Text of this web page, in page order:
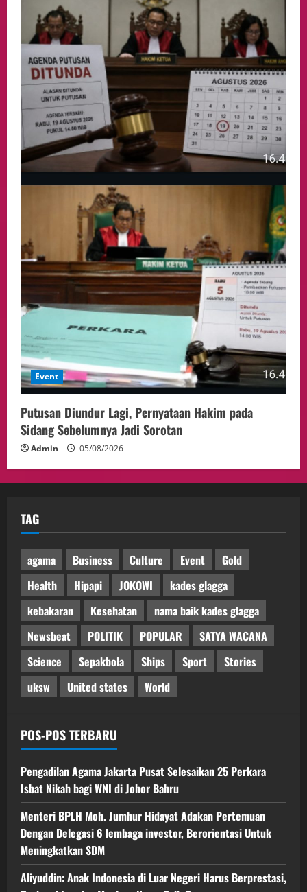
Event
Putusan Diundur Lagi, Pernyataan Hakim pada
Sidang Sebelumnya Jadi Sorotan
Admin 05/08/2026
TAG
agama Business Culture Event
Gold
Health
Hipapi JOKOWI
kades glagga
kebakaran
Kesehatan
nama baik kades glagga
Newsbeat
POLITIK POPULAR
SATYA WACANA
Science
Sepakbola Ships Sport
Stories
uksw
United states World
POS-POS TERBARU
Pengadilan Agama Jakarta Pusat Selesaikan 25 Perkara
Isbat Nikah bagi WNI di Johor Bahru
Menteri BPLH Moh. Jumhur Hidayat Adakan Pertemuan
Dengan Delegasi 6 lembaga investor, Berorientasi Untuk
Meningkatkan SDM
Aliyuddin: Anak Indonesia di Luar Negeri Harus Berprestasi,